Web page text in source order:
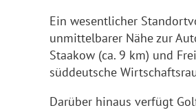
Ein wesentlicher
unmittelbarer Nähe zur
Staakow (ca. 9 km) und
süddeutsche
Darüber hinaus verfügt